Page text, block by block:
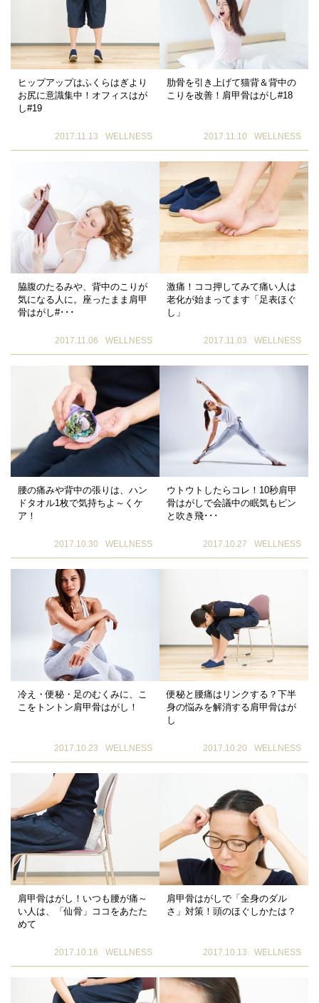
ヒップアップはふくらはぎより
お尻に意識集中！オフィスはが
し#19
2017.11.13 WELLNESS
肋骨を引き上げて猫背＆背中の
こりを改善！肩甲骨はがし#18
2017.11.10 WELLNESS
脇腹のたるみや、背中のこりが
気になる人に。座ったまま肩甲
骨はがし#･･･
2017.11.06 WELLNESS
激痛！ココ押してみて痛い人は
老化が始まってます「足表ほぐ
し」
2017.11.03 WELLNESS
腰の痛みや背中の張りは、ハン
ドタオル1枚で気持ちよ～くケ
ア！
2017.10.30 WELLNESS
ウトウトしたらコレ！10秒肩甲
骨はがしで会議中の眠気もピン
と吹き飛･･･
2017.10.27 WELLNESS
冷え・便秘・足のむくみに、こ
こをトントン肩甲骨はがし！
2017.10.23 WELLNESS
便秘と腰痛はリンクする？下半
身の悩みを解消する肩甲骨はが
し
2017.10.20 WELLNESS
肩甲骨はがし！いつも腰が痛～
い人は、「仙骨」ココをあたた
めて
2017.10.16 WELLNESS
肩甲骨はがしで「全身のダル
さ」対策！頭のほぐしかたは？
2017.10.13 WELLNESS